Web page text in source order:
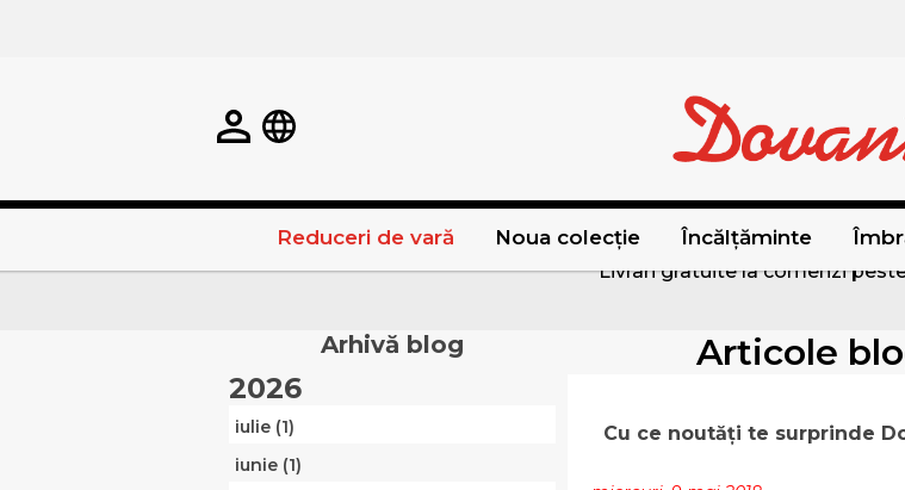
Reduceri de vară Noua colecție Încălțăminte
Livrari gratuite la comenzi
Arhivă blog
2026
iulie (1)
iunie (1)
Articole
Cu ce noutăți te surprinde